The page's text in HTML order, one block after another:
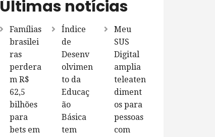
Últimas notícias
Famílias
brasilei
ras
perdera
m R$
62,5
bilhões
para
bets em
Índice
de
Desenv
olvimen
to da
Educaç
ão
Básica
tem
Meu
SUS
Digital
amplia
teleaten
diment
os para
pessoas
com